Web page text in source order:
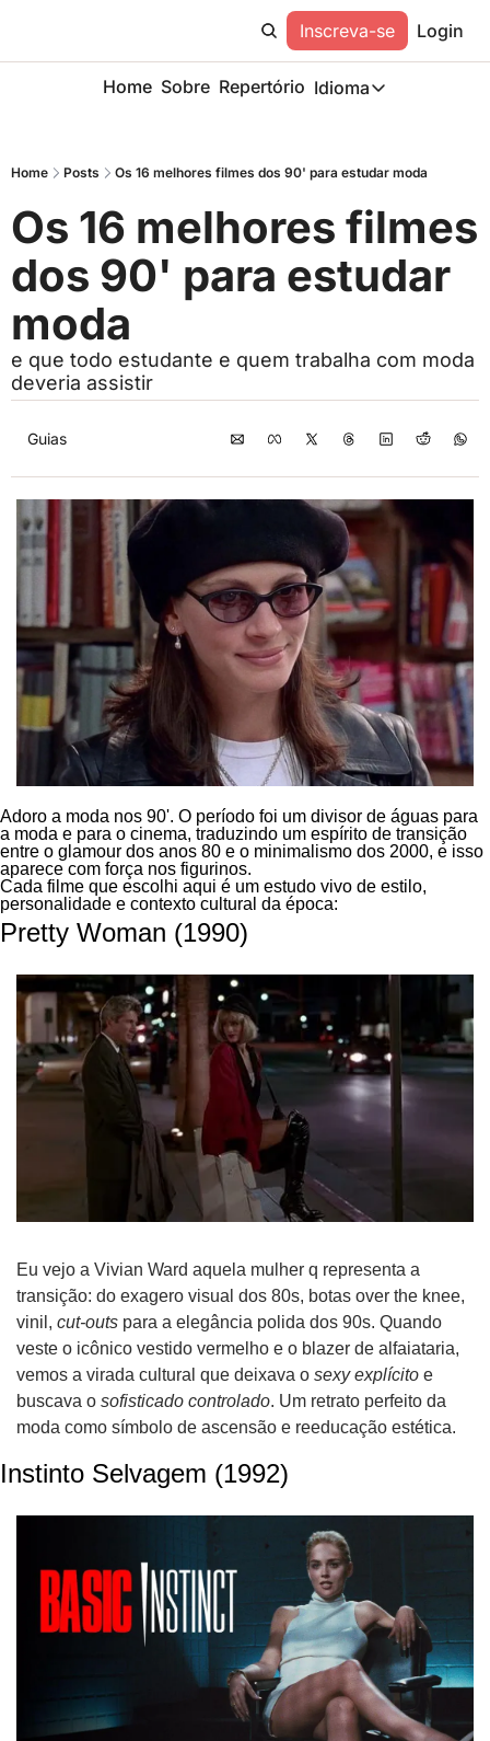
Inscreva-se Login
Home Sobre Repertório Idioma
Idioma
Description
Home Posts Os 16 melhores filmes dos 90' para estudar moda
Os 16 melhores filmes
dos 90' para estudar
moda
e que todo estudante e quem trabalha com moda
deveria assistir
Guias
Adoro a moda nos 90'. O período foi um divisor de águas para
a moda e para o cinema, traduzindo um espírito de transição
entre o glamour dos anos 80 e o minimalismo dos 2000, e isso
aparece com força nos figurinos.
Cada filme que escolhi aqui é um estudo vivo de estilo,
personalidade e contexto cultural da época:
Pretty Woman (1990)
Eu vejo a Vivian Ward aquela mulher q representa a
transição: do exagero visual dos 80s, botas over the knee,
vinil, cut-outs para a elegância polida dos 90s. Quando
veste o icônico vestido vermelho e o blazer de alfaiataria,
vemos a virada cultural que deixava o sexy explícito e
buscava o sofisticado controlado. Um retrato perfeito da
moda como símbolo de ascensão e reeducação estética.
Instinto Selvagem (1992)